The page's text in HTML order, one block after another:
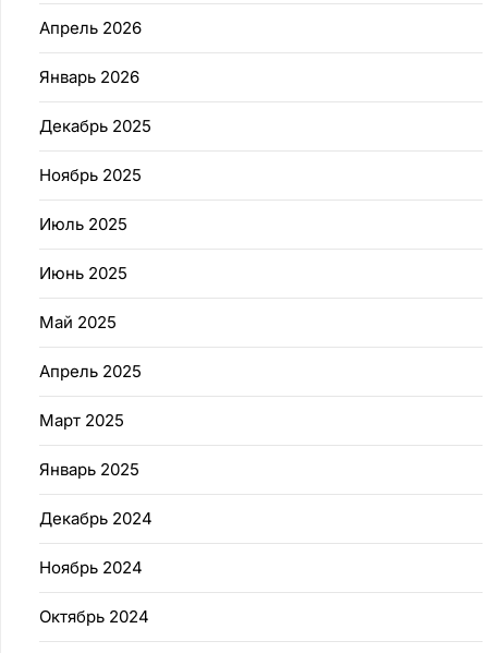
Апрель 2026
Январь 2026
Декабрь 2025
Ноябрь 2025
Июль 2025
Июнь 2025
Май 2025
Апрель 2025
Март 2025
Январь 2025
Декабрь 2024
Ноябрь 2024
Октябрь 2024